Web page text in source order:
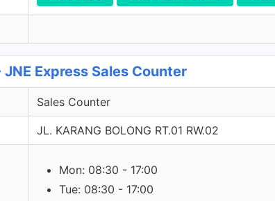
JNE Express Sales Counter
Sales Counter
JL. KARANG BOLONG RT.01 RW.02
Mon: 08:30 - 17:00
Tue: 08:30 - 17:00